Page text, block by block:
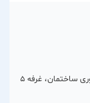
اصفهان, اصفهان, سه راه حکیم نظامی، شهر فناوری ساختمان، غرفه 5